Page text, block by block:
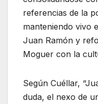
referencias de la
manteniendo vivo
Juan Ramón y
Moguer con la
Según Cuéllar,
duda, el nexo de